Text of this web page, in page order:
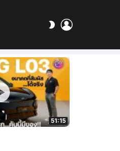
สลับ
51:15